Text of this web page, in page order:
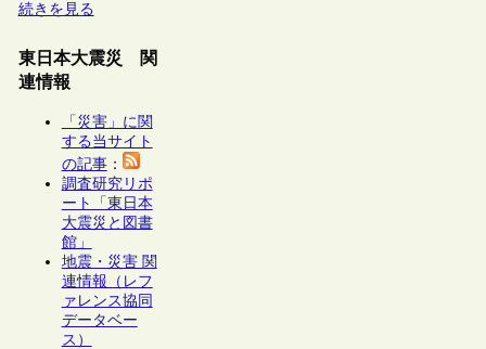
続きを見る
東日本大震災 関
連情報
「災害」に関
する当サイト
の記事：
調査研究リポ
ート「東日本
大震災と図書
館」
地震・災害 関
連情報（レフ
ァレンス協同
データベー
ス）